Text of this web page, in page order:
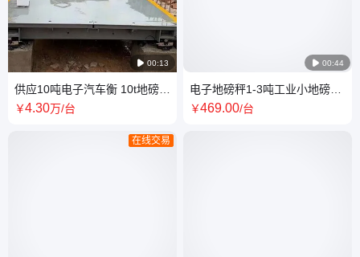
 00:13
供应10吨电子汽车衡 10t地磅厂
家 亚津衡器20年品牌
￥4.30万/台
在线交易
 00:44
电子地磅秤1-3吨工业小地磅称
工厂平台秤1吨2吨3吨
￥469.00/台